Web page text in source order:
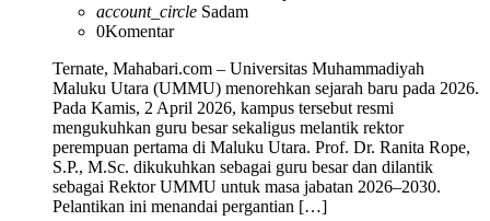
account_circle Sadam
0Komentar
Ternate, Mahabari.com – Universitas Muhammadiyah
Maluku Utara (UMMU) menorehkan sejarah baru pada 2026.
Pada Kamis, 2 April 2026, kampus tersebut resmi
mengukuhkan guru besar sekaligus melantik rektor
perempuan pertama di Maluku Utara. Prof. Dr. Ranita Rope,
S.P., M.Sc. dikukuhkan sebagai guru besar dan dilantik
sebagai Rektor UMMU untuk masa jabatan 2026–2030.
Pelantikan ini menandai pergantian […]